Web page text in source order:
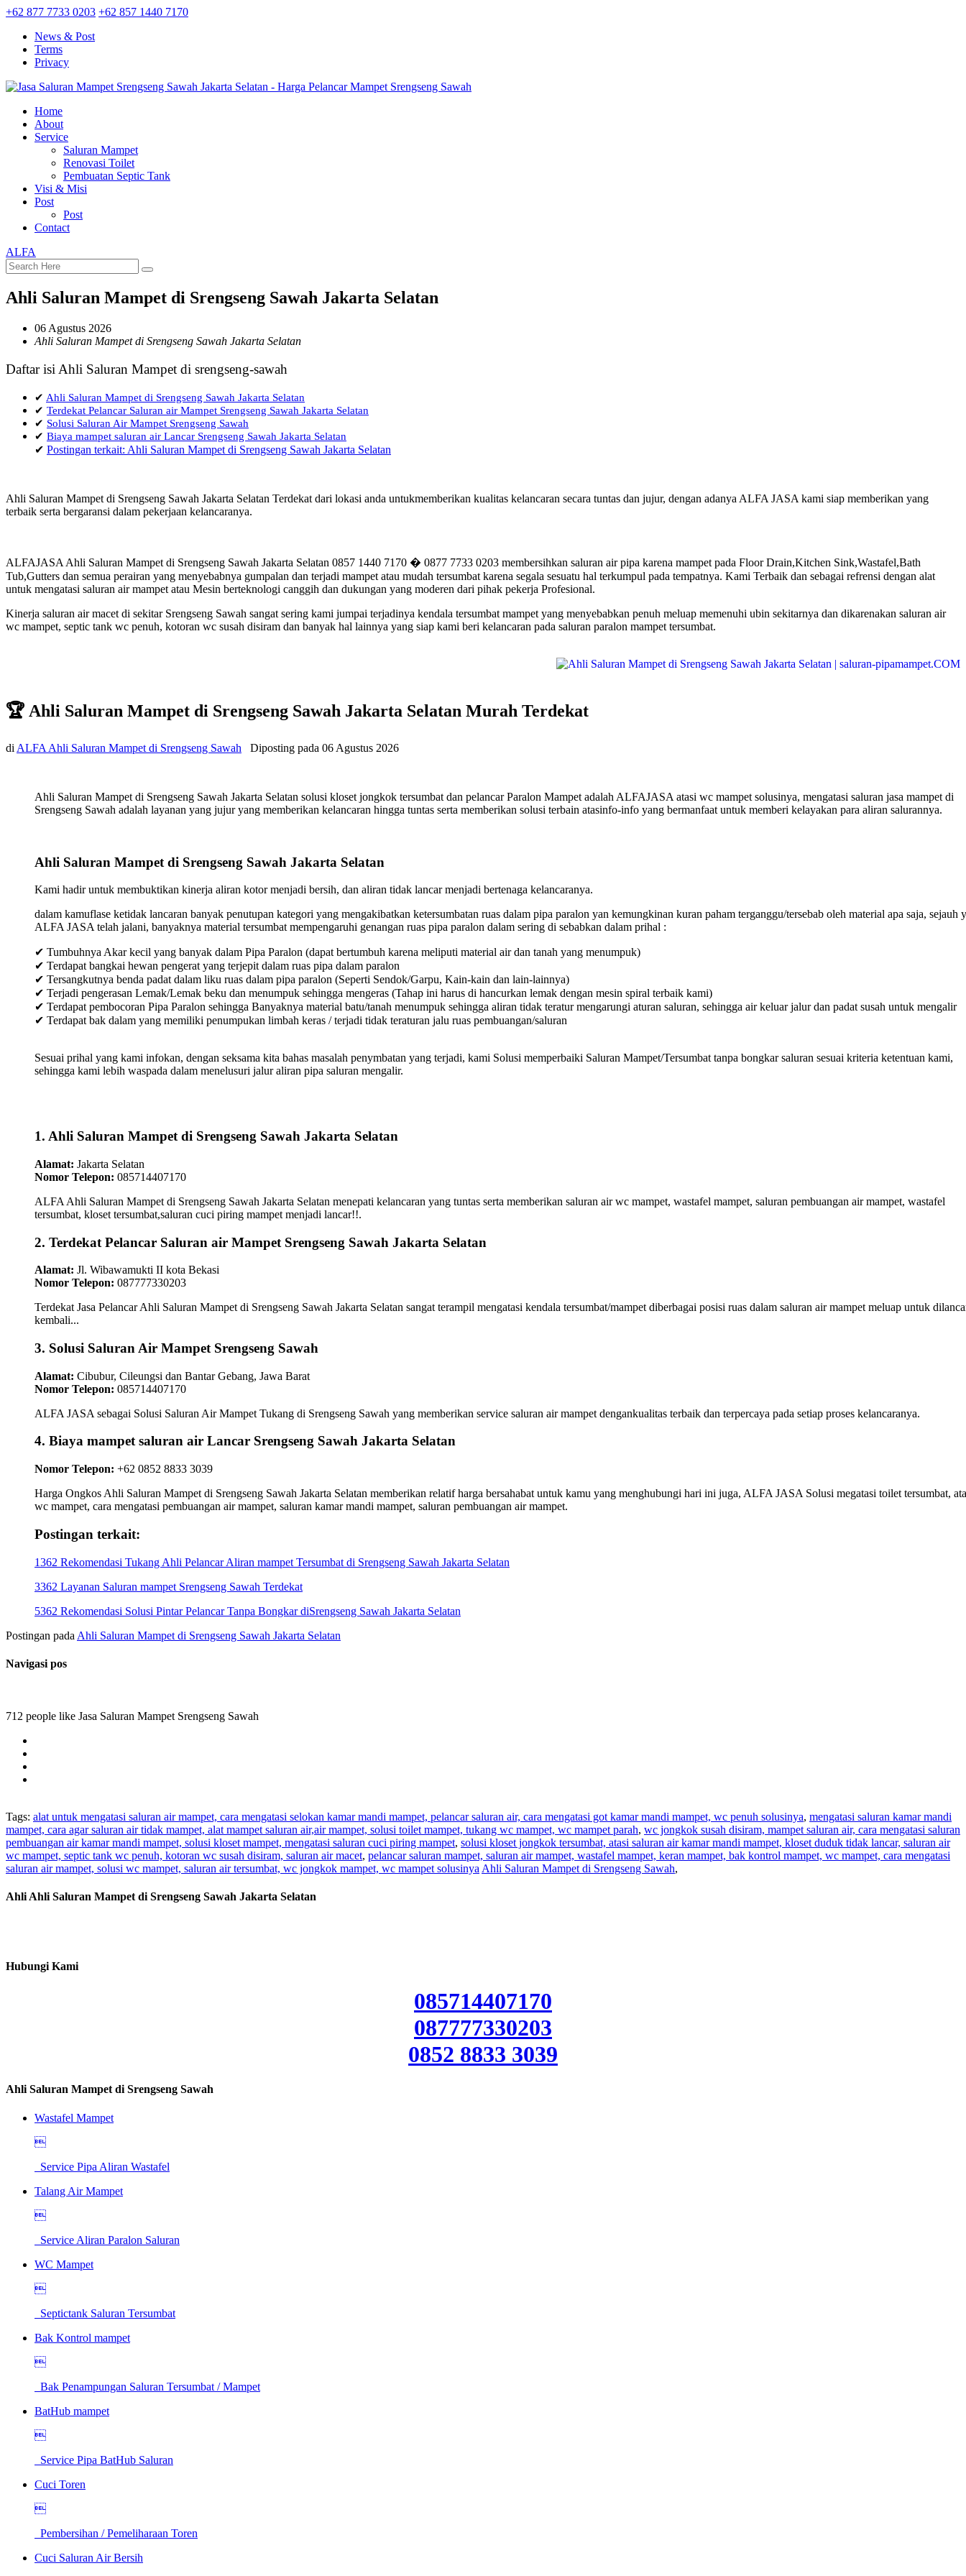
+62 877 7733 0203 +62 857 1440 7170
News & Post
Terms
Privacy
Home
About
Service
Saluran Mampet
Renovasi Toilet
Pembuatan Septic Tank
Visi & Misi
Post
Post
Contact
ALFA
Ahli Saluran Mampet di Srengseng Sawah Jakarta Selatan
06 Agustus 2026
Ahli Saluran Mampet di Srengseng Sawah Jakarta Selatan
Daftar isi Ahli Saluran Mampet di srengseng-sawah
✔ Ahli Saluran Mampet di Srengseng Sawah Jakarta Selatan
✔ Terdekat Pelancar Saluran air Mampet Srengseng Sawah Jakarta Selatan
✔ Solusi Saluran Air Mampet Srengseng Sawah
✔ Biaya mampet saluran air Lancar Srengseng Sawah Jakarta Selatan
✔ Postingan terkait: Ahli Saluran Mampet di Srengseng Sawah Jakarta Selatan
Ahli Saluran Mampet di Srengseng Sawah Jakarta Selatan Terdekat dari lokasi anda untukmemberikan kualitas kelancaran secara tuntas dan jujur, dengan adanya ALFA JASA kami siap memberikan yang
terbaik serta bergaransi dalam pekerjaan kelancaranya.
ALFAJASA Ahli Saluran Mampet di Srengseng Sawah Jakarta Selatan 0857 1440 7170 � 0877 7733 0203 membersihkan saluran air pipa karena mampet pada Floor Drain,Kitchen Sink,Wastafel,Bath
Tub,Gutters dan semua perairan yang menyebabnya gumpalan dan terjadi mampet atau mudah tersumbat karena segala sesuatu hal terkumpul pada tempatnya. Kami Terbaik dan sebagai refrensi dengan alat
untuk mengatasi saluran air mampet atau Mesin berteknologi canggih dan dukungan yang moderen dari pihak pekerja Profesional.
Kinerja saluran air macet di sekitar Srengseng Sawah sangat sering kami jumpai terjadinya kendala tersumbat mampet yang menyebabkan penuh meluap memenuhi ubin sekitarnya dan dikarenakan saluran air
wc mampet, septic tank wc penuh, kotoran wc susah disiram dan banyak hal lainnya yang siap kami beri kelancaran pada saluran paralon mampet tersumbat.
🏆 Ahli Saluran Mampet di Srengseng Sawah Jakarta Selatan Murah Terdekat
di ALFA Ahli Saluran Mampet di Srengseng Sawah Diposting pada 06 Agustus 2026
Ahli Saluran Mampet di Srengseng Sawah Jakarta Selatan solusi kloset jongkok tersumbat dan pelancar Paralon Mampet adalah ALFAJASA atasi wc mampet solusinya, mengatasi saluran jasa mampet di
Srengseng Sawah adalah layanan yang jujur yang memberikan kelancaran hingga tuntas serta memberikan solusi terbain atasinfo-info yang bermanfaat untuk memberi kelayakan para aliran salurannya.
Ahli Saluran Mampet di Srengseng Sawah Jakarta Selatan
Kami hadir untuk membuktikan kinerja aliran kotor menjadi bersih, dan aliran tidak lancar menjadi bertenaga kelancaranya.
dalam kamuflase ketidak lancaran banyak penutupan kategori yang mengakibatkan ketersumbatan ruas dalam pipa paralon yan kemungkinan kuran paham terganggu/tersebab oleh material apa saja, sejauh
ALFA JASA telah jalani, banyaknya material tersumbat mempengaruhi genangan ruas pipa paralon dalam sering di sebabkan dalam prihal :
✔ Tumbuhnya Akar kecil yang banyak dalam Pipa Paralon (dapat bertumbuh karena meliputi material air dan tanah yang menumpuk)
✔ Terdapat bangkai hewan pengerat yang terjepit dalam ruas pipa dalam paralon
✔ Tersangkutnya benda padat dalam liku ruas dalam pipa paralon (Seperti Sendok/Garpu, Kain-kain dan lain-lainnya)
✔ Terjadi pengerasan Lemak/Lemak beku dan menumpuk sehingga mengeras (Tahap ini harus di hancurkan lemak dengan mesin spiral terbaik kami)
✔ Terdapat pembocoran Pipa Paralon sehingga Banyaknya material batu/tanah menumpuk sehingga aliran tidak teratur mengarungi aturan saluran, sehingga air keluar jalur dan padat susah untuk mengalir
✔ Terdapat bak dalam yang memiliki penumpukan limbah keras / terjadi tidak teraturan jalu ruas pembuangan/saluran
Sesuai prihal yang kami infokan, dengan seksama kita bahas masalah penymbatan yang terjadi, kami Solusi memperbaiki Saluran Mampet/Tersumbat tanpa bongkar saluran sesuai kriteria ketentuan kami,
sehingga kami lebih waspada dalam menelusuri jalur aliran pipa saluran mengalir.
1. Ahli Saluran Mampet di Srengseng Sawah Jakarta Selatan
Alamat: Jakarta Selatan
Nomor Telepon: 085714407170
ALFA Ahli Saluran Mampet di Srengseng Sawah Jakarta Selatan menepati kelancaran yang tuntas serta memberikan saluran air wc mampet, wastafel mampet, saluran pembuangan air mampet, wastafel
tersumbat, kloset tersumbat,saluran cuci piring mampet menjadi lancar!!.
2. Terdekat Pelancar Saluran air Mampet Srengseng Sawah Jakarta Selatan
Alamat: Jl. Wibawamukti II kota Bekasi
Nomor Telepon: 087777330203
Terdekat Jasa Pelancar Ahli Saluran Mampet di Srengseng Sawah Jakarta Selatan sangat terampil mengatasi kendala tersumbat/mampet diberbagai posisi ruas dalam saluran air mampet meluap untuk
kembali...
3. Solusi Saluran Air Mampet Srengseng Sawah
Alamat: Cibubur, Cileungsi dan Bantar Gebang, Jawa Barat
Nomor Telepon: 085714407170
ALFA JASA sebagai Solusi Saluran Air Mampet Tukang di Srengseng Sawah yang memberikan service saluran air mampet dengankualitas terbaik dan terpercaya pada setiap proses kelancaranya.
4. Biaya mampet saluran air Lancar Srengseng Sawah Jakarta Selatan
Nomor Telepon: +62 0852 8833 3039
Harga Ongkos Ahli Saluran Mampet di Srengseng Sawah Jakarta Selatan memberikan relatif harga bersahabat untuk kamu yang menghubungi hari ini juga, ALFA JASA Solusi megatasi toilet tersumbat,
wc mampet, cara mengatasi pembuangan air mampet, saluran kamar mandi mampet, saluran pembuangan air mampet.
Postingan terkait:
1362 Rekomendasi Tukang Ahli Pelancar Aliran mampet Tersumbat di Srengseng Sawah Jakarta Selatan
3362 Layanan Saluran mampet Srengseng Sawah Terdekat
5362 Rekomendasi Solusi Pintar Pelancar Tanpa Bongkar diSrengseng Sawah Jakarta Selatan
Postingan pada Ahli Saluran Mampet di Srengseng Sawah Jakarta Selatan
Navigasi pos
712 people like Jasa Saluran Mampet Srengseng Sawah
Tags: alat untuk mengatasi saluran air mampet, cara mengatasi selokan kamar mandi mampet, pelancar saluran air, cara mengatasi got kamar mandi mampet, wc penuh solusinya, mengatasi saluran kamar mandi
mampet, cara agar saluran air tidak mampet, alat mampet saluran air,air mampet, solusi toilet mampet, tukang wc mampet, wc mampet parah, wc jongkok susah disiram, mampet saluran air, cara mengatasi saluran
pembuangan air kamar mandi mampet, solusi kloset mampet, mengatasi saluran cuci piring mampet, solusi kloset jongkok tersumbat, atasi saluran air kamar mandi mampet, kloset duduk tidak lancar, saluran air
wc mampet, septic tank wc penuh, kotoran wc susah disiram, saluran air macet, pelancar saluran mampet, saluran air mampet, wastafel mampet, keran mampet, bak kontrol mampet, wc mampet, cara mengatasi
saluran air mampet, solusi wc mampet, saluran air tersumbat, wc jongkok mampet, wc mampet solusinya Ahli Saluran Mampet di Srengseng Sawah,
Ahli Ahli Saluran Mampet di Srengseng Sawah Jakarta Selatan
Hubungi Kami
085714407170
087777330203
0852 8833 3039
Ahli Saluran Mampet di Srengseng Sawah
Wastafel Mampet

Service Pipa Aliran Wastafel
Talang Air Mampet

Service Aliran Paralon Saluran
WC Mampet

Septictank Saluran Tersumbat
Bak Kontrol mampet

Bak Penampungan Saluran Tersumbat / Mampet
BatHub mampet

Service Pipa BatHub Saluran
Cuci Toren

Pembersihan / Pemeliharaan Toren
Cuci Saluran Air Bersih